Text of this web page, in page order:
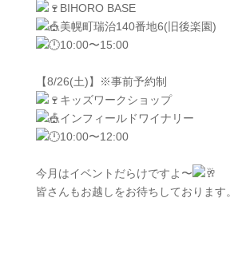
BIHORO BASE
美幌町瑞治140番地6(旧後楽園)
10:00〜15:00
【8/26(土)】※事前予約制
キッズワークショップ
インフィールドワイナリー
10:00〜12:00
今月はイベントだらけですよ〜
皆さんもお越しをお待ちしております。